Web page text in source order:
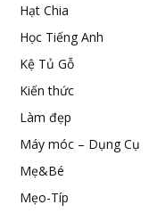
Hạt Chia
Học Tiếng Anh
Kệ Tủ Gỗ
Kiến thức
Làm đẹp
Máy móc – Dụng Cụ
Mẹ&Bé
Mẹo-Típ